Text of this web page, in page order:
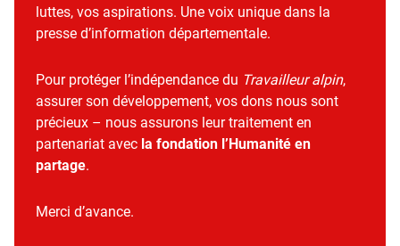
luttes, vos aspirations. Une voix unique dans la
presse d’information départementale.
Pour protéger l’indépendance du Travailleur alpin,
assurer son développement, vos dons nous sont
précieux – nous assurons leur traitement en
partenariat avec la fondation l’Humanité en
partage.
Merci d’avance.